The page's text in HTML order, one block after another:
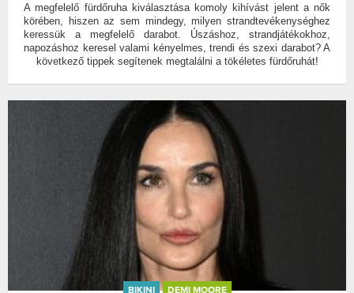
A megfelelő fürdőruha kiválasztása komoly kihívást jelent a nők
körében, hiszen az sem mindegy, milyen strandtevékenységhez
keressük a megfelelő darabot. Úszáshoz, strandjátékokhoz,
napozáshoz keresel valami kényelmes, trendi és szexi darabot? A
következő tippek segítenek megtalálni a tökéletes fürdőruhát!
BIKINI DEMI MOORE